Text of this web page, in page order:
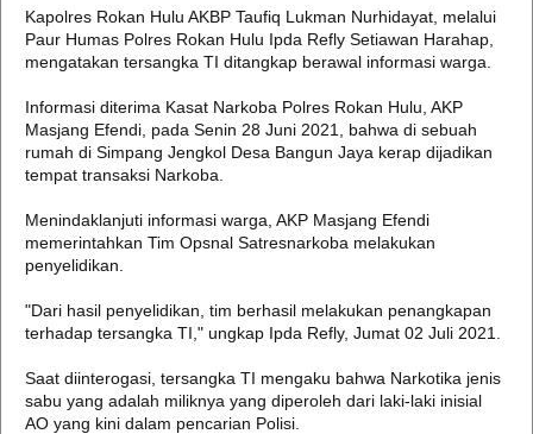
Kapolres Rokan Hulu AKBP Taufiq Lukman Nurhidayat, melalui
Paur Humas Polres Rokan Hulu Ipda Refly Setiawan Harahap,
mengatakan tersangka TI ditangkap berawal informasi warga.
Informasi diterima Kasat Narkoba Polres Rokan Hulu, AKP
Masjang Efendi, pada Senin 28 Juni 2021, bahwa di sebuah
rumah di Simpang Jengkol Desa Bangun Jaya kerap dijadikan
tempat transaksi Narkoba.
Menindaklanjuti informasi warga, AKP Masjang Efendi
memerintahkan Tim Opsnal Satresnarkoba melakukan
penyelidikan.
"Dari hasil penyelidikan, tim berhasil melakukan penangkapan
terhadap tersangka TI," ungkap Ipda Refly, Jumat 02 Juli 2021.
Saat diinterogasi, tersangka TI mengaku bahwa Narkotika jenis
sabu yang adalah miliknya yang diperoleh dari laki-laki inisial
AO yang kini dalam pencarian Polisi.